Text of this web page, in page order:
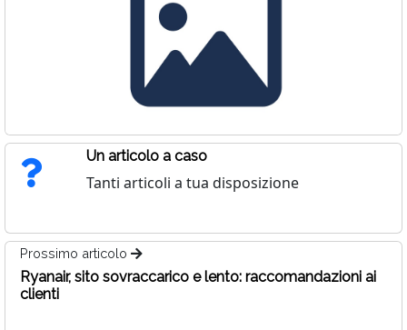
Un articolo a caso
Tanti articoli a tua disposizione
Prossimo articolo
Ryanair, sito sovraccarico e lento: raccomandazioni ai
clienti